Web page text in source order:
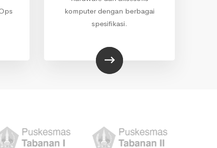
komputer dengan berbagai
spesifikasi.